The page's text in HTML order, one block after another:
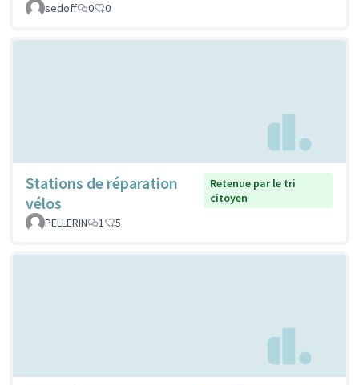
sedoff 0 0
Stations de réparation
vélos
Retenue par le tri
citoyen
PELLERIN
1 5